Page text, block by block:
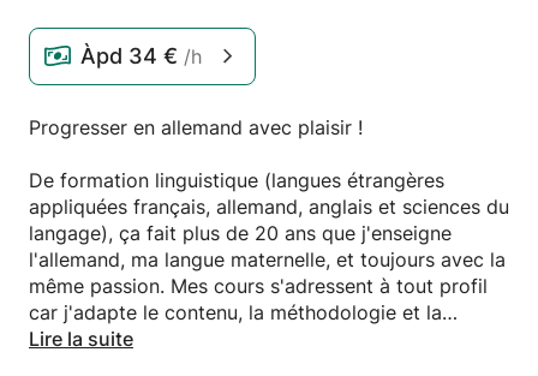
Àpd 34 € /h
Progresser en allemand avec plaisir !
De formation linguistique (langues étrangères
appliquées français, allemand, anglais et sciences du
langage), ça fait plus de 20 ans que j'enseigne
l'allemand, ma langue maternelle, et toujours avec la
même passion. Mes cours s'adressent à tout profil
car j'adapte le contenu, la méthodologie et la
progression aux besoins et goûts individuels de mes
Lire la suite